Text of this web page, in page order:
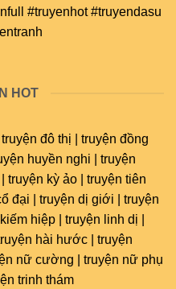
#truyenhot #truyendasu
HOT
đô thị | truyện đồng
huyền nghi | truyện
truyện kỳ ảo | truyện tiên
đại | truyện dị giới | truyện
hiệp | truyện linh dị |
hài hước | truyện
nữ cường | truyện nữ phụ
trinh thám